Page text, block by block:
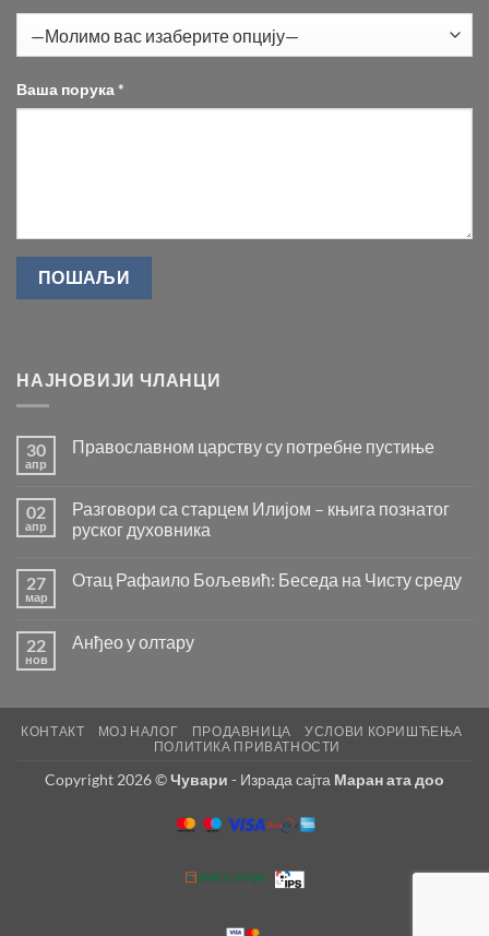
Ваша порука *
НАЈНОВИЈИ ЧЛАНЦИ
30
апр
Православном царству су потребне пустиње
Православном
царству
су
02
апр
Разговори са старцем Илијом – књига познатог
руског духовника
на
Разговори
Илијом
–
духовника
27
мар
Отац Рафаило Бољевић: Беседа на Чисту среду
Отац
среду
22
нов
Анђео у олтару
Анђео
олтару
КОНТАКТ МОЈ НАЛОГ ПРОДАВНИЦА
УСЛОВИ КОРИШЋЕЊА
ПОЛИТИКА ПРИВАТНОСТИ
Copyright 2026 ©Чувари - Израда сајта Маран ата доо